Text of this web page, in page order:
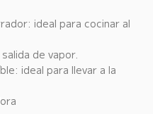
ideal para cocinar al
de vapor.
ideal para llevar a la